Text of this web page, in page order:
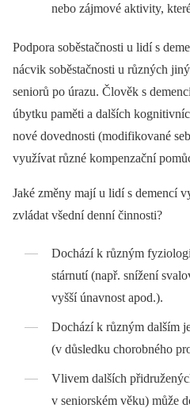
nebo zájmové aktivity,
Podpora soběstačnosti u lidí s
nácvik soběstačnosti u různých
seniorů po úrazu. Člověk s
úbytku paměti a dalších
nové dovednosti (modifikované
využívat různé kompenzační
Jaké změny mají u lidí s demencí
zvládat všední denní činnosti?
Dochází k různým
stárnutí (např. snížení
vyšší únavnost apod.).
Dochází k různým dalším
(v důsledku chorobného
Vlivem dalších
v seniorském věku) může